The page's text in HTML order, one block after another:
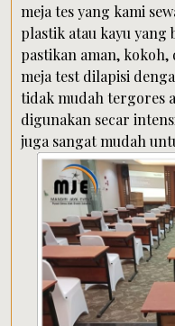
meja tes yang kami
plastik atau kayu yang
pastikan aman,
meja test dilapisi
tidak mudah tergores
digunakan secar
juga sangat mudah